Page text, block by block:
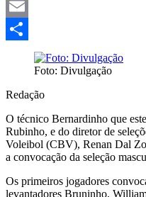
Mastodon
Email
Foto: Divulgação
Redação
O técnico Bernardinho que
Rubinho, e do diretor de
Voleibol (CBV), Renan Dal
a convocação da seleção
Os primeiros jogadores
levantadores Bruninho,